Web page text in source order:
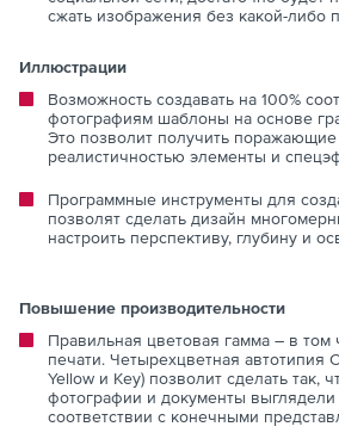
сжать изображения без какой-либо
Иллюстрации
Возможность создавать на 100%
фотографиям шаблоны на основе
Это позволит получить поражающие
реалистичностью элементы и
Программные инструменты для
позволят сделать дизайн
настроить перспективу, глубину и
Повышение производительности
Правильная цветовая гамма – в
печати. Четырехцветная автотипия
Yellow и Key) позволит сделать так,
фотографии и документы
соответствии с конечными